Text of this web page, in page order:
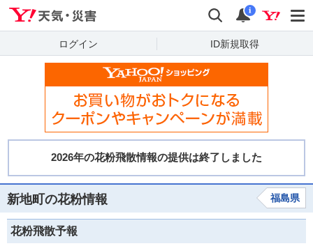
検索 通知
i
ログイン ID新規取得
新地町の花粉情報 福島県
花粉飛散予報